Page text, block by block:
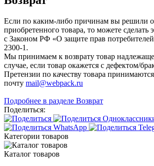
Если по каким-либо причинам вы решили
приобретенного товара, то можете сделать
с Законом РФ «О защите прав
2300-1.
Мы принимаем к возврату товар
случае, если товар окажется с дефектом/
Претензии по качеству товара
почту mail@webpack.ru
Подробнее в разделе Возврат
Поделиться:
Категории товаров
Каталог товаров